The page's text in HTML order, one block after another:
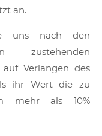
an.
uns nach den
zustehenden
Verlangen des
ihr Wert die zu
mehr als 10%